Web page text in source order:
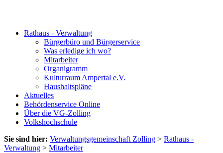
Rathaus - Verwaltung
Bürgerbüro und Bürgerservice
Was erledige ich wo?
Mitarbeiter
Organigramm
Kulturraum Ampertal e.V.
Haushaltspläne
Aktuelles
Behördenservice Online
Über die VG-Zolling
Volkshochschule
Sie sind hier: Verwaltungsgemeinschaft Zolling > Rathaus -
Verwaltung > Mitarbeiter